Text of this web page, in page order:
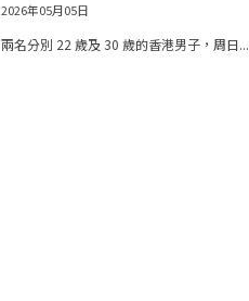
2026年05月05日
兩名分別 22 歲及 30 歲的香港男子，周日...